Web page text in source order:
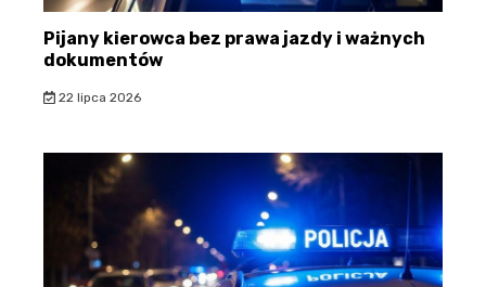
Pijany kierowca bez prawa jazdy i ważnych
dokumentów
22 lipca 2026